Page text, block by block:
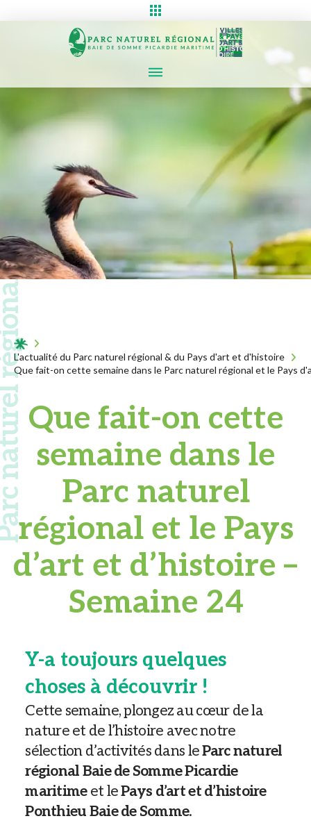
régional
Acceuil
L'actualité du Parc naturel régional & du Pays d'art et d'histoire
Que fait-on cette semaine dans le Parc naturel régional et le Pays
Que fait-on cette
semaine dans le
Parc naturel
régional et le Pays
d’art et d’histoire –
Semaine 24
Y-a toujours quelques
choses à découvrir !
Cette semaine, plongez au cœur de la
nature et de l’histoire avec notre
sélection d’activités dans leParc naturel
régional Baie de Somme Picardie
maritimeet lePays d’art et d’histoire
Ponthieu Baie de Somme.